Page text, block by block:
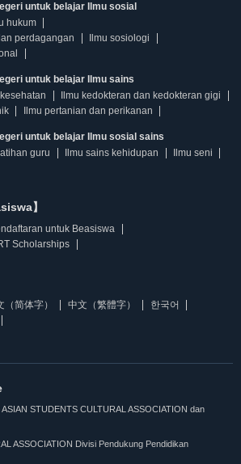
untuk belajar Ilmu sosial
hukum
perdagangan
Ilmu sosiologi
untuk belajar Ilmu sains
Ilmu kedokteran dan kedokteran gigi
Ilmu pertanian dan perikanan
untuk belajar Ilmu sosial sains
guru
Ilmu sains kehidupan
Ilmu seni
】
untuk Beasiswa
Scholarships
（简体字） 中文（繁體字）
한국어
STUDENTS CULTURAL ASSOCIATION dan
ASSOCIATION Divisi Pendukung Pendidikan